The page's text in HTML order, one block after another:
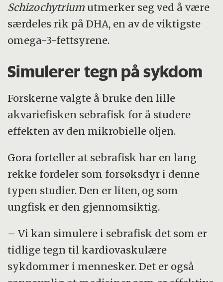
Schizochytrium utmerker seg ved å være
særdeles rik på DHA, en av de viktigste
omega-3-fettsyrene.
Simulerer tegn på sykdom
Forskerne valgte å bruke den lille
akvariefisken sebrafisk for å studere
effekten av den mikrobielle oljen.
Gora forteller at sebrafisk har en lang
rekke fordeler som forsøksdyr i denne
typen studier. Den er liten, og som
ungfisk er den gjennomsiktig.
– Vi kan simulere i sebrafisk det som er
tidlige tegn til kardiovaskulære
sykdommer i mennesker. Det er også